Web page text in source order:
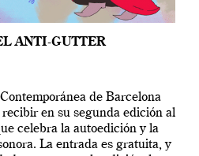
ANTI-GUTTER
de Barcelona
en su segunda edición al
celebra la autoedición y la
La entrada es gratuita, y